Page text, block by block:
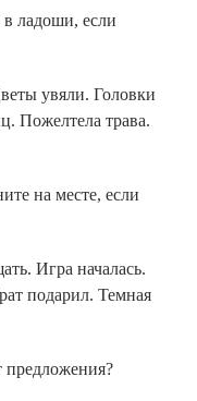
ладоши, если
увяли. Головки
Пожелтела трава.
на месте, если
Игра началась.
подарил. Темная
предложения?